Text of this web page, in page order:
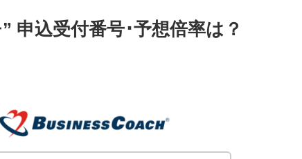
申込受付番号･予想倍率は？